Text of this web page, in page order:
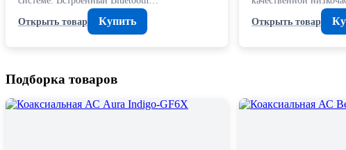
Открыть товар
Купить
Открыть товар
Подборка товаров